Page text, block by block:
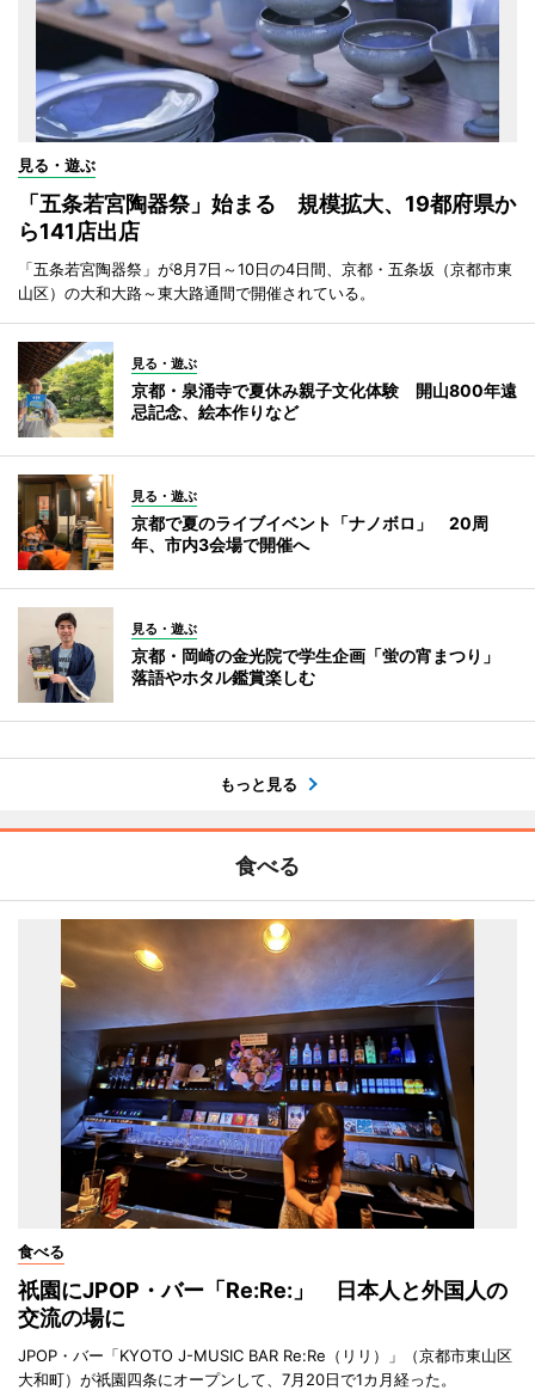
見る・遊ぶ
「五条若宮陶器祭」始まる 規模拡大、19都府県か
ら141店出店
「五条若宮陶器祭」が8月7日～10日の4日間、京都・五条坂（京都市東
山区）の大和大路～東大路通間で開催されている。
見る・遊ぶ
京都・泉涌寺で夏休み親子文化体験 開山800年遠
忌記念、絵本作りなど
見る・遊ぶ
京都で夏のライブイベント「ナノボロ」 20周
年、市内3会場で開催へ
見る・遊ぶ
京都・岡崎の金光院で学生企画「蛍の宵まつり」
落語やホタル鑑賞楽しむ
もっと見る
食べる
食べる
祇園にJPOP・バー「Re:Re:」 日本人と外国人の
交流の場に
JPOP・バー「KYOTO J-MUSIC BAR Re:Re（リリ）」（京都市東山区
大和町）が祇園四条にオープンして、7月20日で1カ月経った。